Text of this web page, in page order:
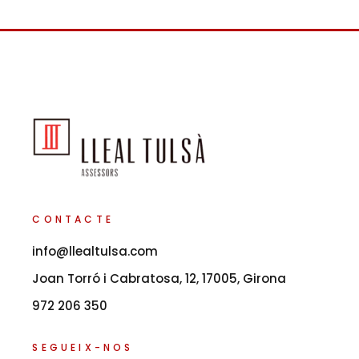
CONTACTE
info@llealtulsa.com
Joan Torró i Cabratosa, 12, 17005, Girona
972 206 350
SEGUEIX-NOS